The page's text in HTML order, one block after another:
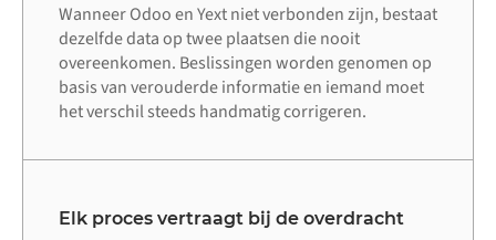
Wanneer Odoo en Yext niet verbonden zijn, bestaat
dezelfde data op twee plaatsen die nooit
overeenkomen. Beslissingen worden genomen op
basis van verouderde informatie en iemand moet
het verschil steeds handmatig corrigeren.
Elk proces vertraagt bij de overdracht